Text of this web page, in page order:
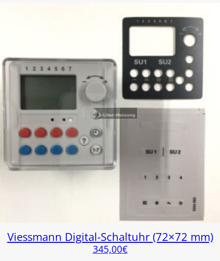
Viessmann Digital-Schaltuhr (72×72 mm)
345,00€